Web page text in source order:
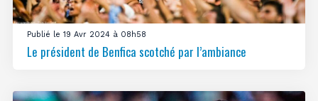
Publié le 19 Avr 2024 à 08h58
Le président de Benfica scotché par l’ambiance